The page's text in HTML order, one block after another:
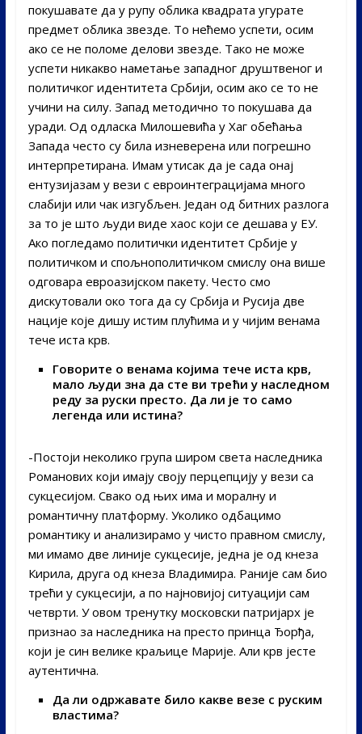
покушавате да у рупу облика квадрата угурате
предмет облика звезде. То нећемо успети, осим
ако се не поломе делови звезде. Тако не може
успети никакво наметање западног друштвеног и
политичког идентитета Србији, осим ако се то не
учини на силу. Запад методично то покушава да
уради. Од одласка Милошевића у Хаг обећања
Запада често су била изневерена или погрешно
интерпретирана. Имам утисак да је сада онај
ентузијазам у вези с евроинтеграцијама много
слабији или чак изгубљен. Један од битних разлога
за то је што људи виде хаос који се дешава у ЕУ.
Ако погледамо политички идентитет Србије у
политичком и спољнополитичком смислу она више
одговара евроазијском пакету. Често смо
дискутовали око тога да су Србија и Русија две
нације које дишу истим плућима и у чијим венама
тече иста крв.
Говорите о венама којима тече иста крв,
мало људи зна да сте ви трећи у наследном
реду за руски престо. Да ли је то само
легенда или истина?
-Постоји неколико група широм света наследника
Романових који имају своју перцепцију у вези са
сукцесијом. Свако од њих има и моралну и
романтичну платформу. Уколико одбацимо
романтику и анализирамо у чисто правном смислу,
ми имамо две линије сукцесије, једна је од кнеза
Кирила, друга од кнеза Владимира. Раније сам био
трећи у сукцесији, а по најновијој ситуацији сам
четврти. У овом тренутку московски патријарх је
признао за наследника на престо принца Ђорђа,
који је син велике краљице Марије. Али крв јесте
аутентична.
Да ли одржавате било какве везе с руским
властима?